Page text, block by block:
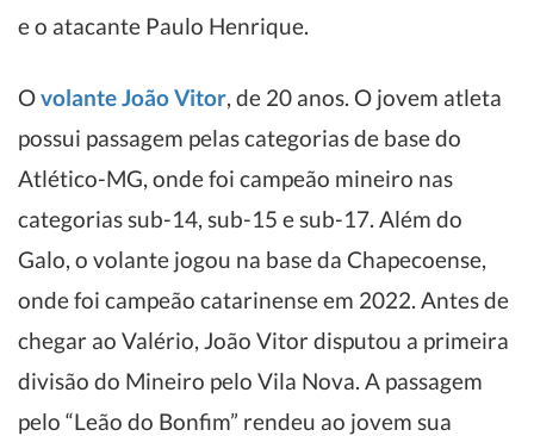
e o atacante Paulo Henrique.
Ovolante João Vitor , de 20 anos. O jovem atleta
possui passagem pelas categorias de base do
Atlético-MG, onde foi campeão mineiro nas
categorias sub-14, sub-15 e sub-17. Além do
Galo, o volante jogou na base da Chapecoense,
onde foi campeão catarinense em 2022. Antes de
chegar ao Valério, João Vitor disputou a primeira
divisão do Mineiro pelo Vila Nova. A passagem
pelo “Leão do Bonfim” rendeu ao jovem sua